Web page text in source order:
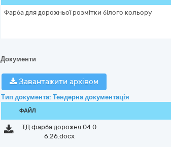
Фарба для дорожньої розмітки білого кольору
Документи
Завантажити архівом
Тип документа: Тендерна документація
ФАЙЛ
ТД фарба дорожня 04.0
6.26.docx